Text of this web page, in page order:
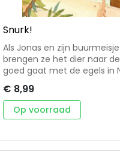
Snurk!
Als Jonas en zijn
brengen ze het dier naar
goed gaat met de egels in
hen in woont, lijkt niet van
Jonas en Yuna zich in de
een motor staan. Is dat
achter te komen.
Lukt het hen om van hun
€ 8,99
Op voorraad